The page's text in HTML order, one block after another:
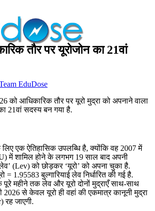
तौर पर यूरोजोन का 21वां
EduDose
को आधिकारिक तौर पर यूरो मुद्रा को अपनाने वाला
21वां सदस्य बन गया है.
लिए एक ऐतिहासिक उपलब्धि है, क्योंकि वह 2007 में
में शामिल होने के लगभग 19 साल बाद अपनी
(Lev) को छोड़कर ‘यूरो’ को अपना चुका है.
= 1.95583 बुल्गारियाई लेव निर्धारित की गई है.
पूरे महीने तक लेव और यूरो दोनों मुद्राएँ साथ-साथ
2026 से केवल यूरो ही वहां की एकमात्र कानूनी मुद्रा
रह जाएगी.